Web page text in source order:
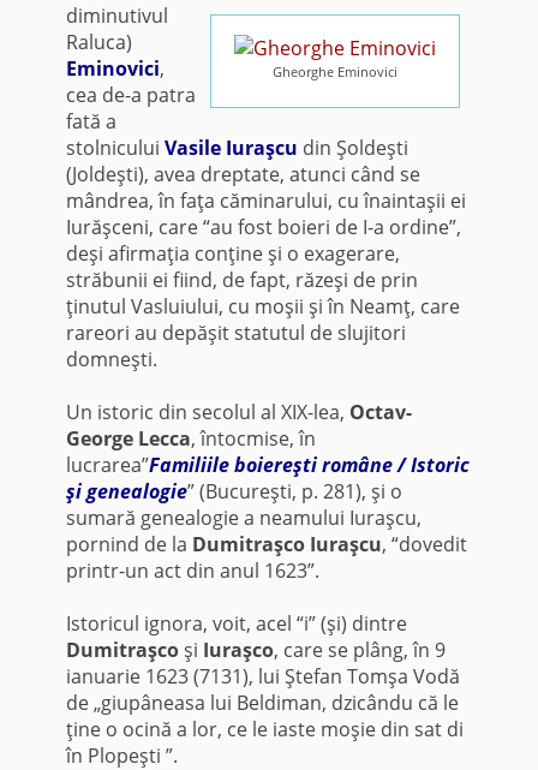
Gheorghe Eminovici
diminutivul
Raluca)
Eminovici,
cea de-a patra
fată a
stolnicului Vasile Iuraşcu din Şoldeşti
(Joldeşti), avea dreptate, atunci când se
mândrea, în faţa căminarului, cu înaintaşii ei
Iurăşceni, care “au fost boieri de I-a ordine”,
deşi afirmaţia conţine şi o exagerare,
străbunii ei fiind, de fapt, răzeşi de prin
ţinutul Vasluiului, cu moşii şi în Neamţ, care
rareori au depăşit statutul de slujitori
domneşti.
Un istoric din secolul al XIX-lea, Octav-
George Lecca, întocmise, în
lucrarea”Familiile boiereşti române / Istoric
şi genealogie” (Bucureşti, p. 281), şi o
sumară genealogie a neamului Iuraşcu,
pornind de la Dumitraşco Iuraşcu, “dovedit
printr-un act din anul 1623”.
Istoricul ignora, voit, acel “i” (şi) dintre
Dumitraşcoşi Iuraşco, care se plâng, în 9
ianuarie 1623 (7131), lui Ştefan Tomşa Vodă
de „giupâneasa lui Beldiman, dzicându că le
ţine o ocină a lor, ce le iaste moşie din sat di
în Plopeşti ”.